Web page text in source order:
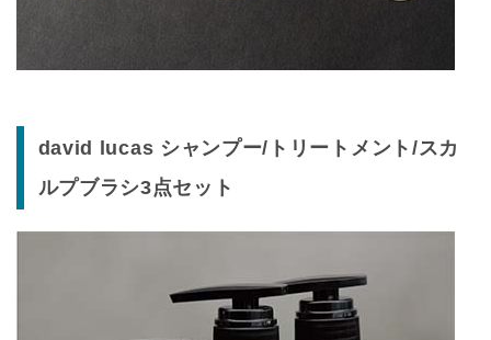
david lucas シャンプー/トリートメント/スカ
ルプブラシ3点セット